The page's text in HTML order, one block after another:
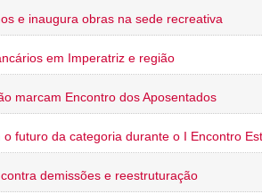
e inaugura obras na sede recreativa
em Imperatriz e região
marcam Encontro dos Aposentados
o futuro da categoria durante o I Encontro
demissões e reestruturação